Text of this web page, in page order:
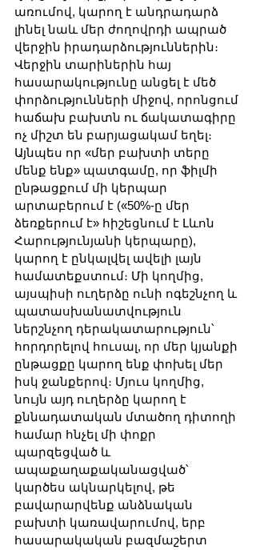
առումով, կարող է անդրադարձ
լինել նաև մեր ժողովրդի ապրած
վերջին իրադարձություններին։
Վերջին տարիներին հայ
հասարակությունը անցել է մեծ
փորձությունների միջով, որոնցում
հաճախ բախտն ու ճակատագիրը
ոչ միշտ են բարյացակամ եղել։
Այնպես որ «մեր բախտի տերը
մենք ենք» պատգամը, որ ֆիլմի
ընթացքում մի կերպար
արտաբերում է («50%-ը մեր
ձեռքերում է» հիշեցնում է Լևոն
Հարությունյանի կերպարը),
կարող է ընկալվել ավելի լայն
համատեքստում։ Մի կողմից,
այսպիսի ուղերձը ունի ոգեշնչող և
պատասխանատվություն
ներշնչող դերակատարություն՝
հորդորելով հուսալ, որ մեր կյանքի
ընթացքը կարող ենք փոխել մեր
իսկ ջանքերով։ Մյուս կողմից,
նույն այդ ուղերձը կարող է
քննադատական մտածող դիտողի
համար հնչել մի փոքր
պարզեցված և
ապաքաղաքականացված՝
կարծես ակնարկելով, թե
բավարարվենք անձնական
բախտի կառավարումով, երբ
հասարակական բազմաշերտ